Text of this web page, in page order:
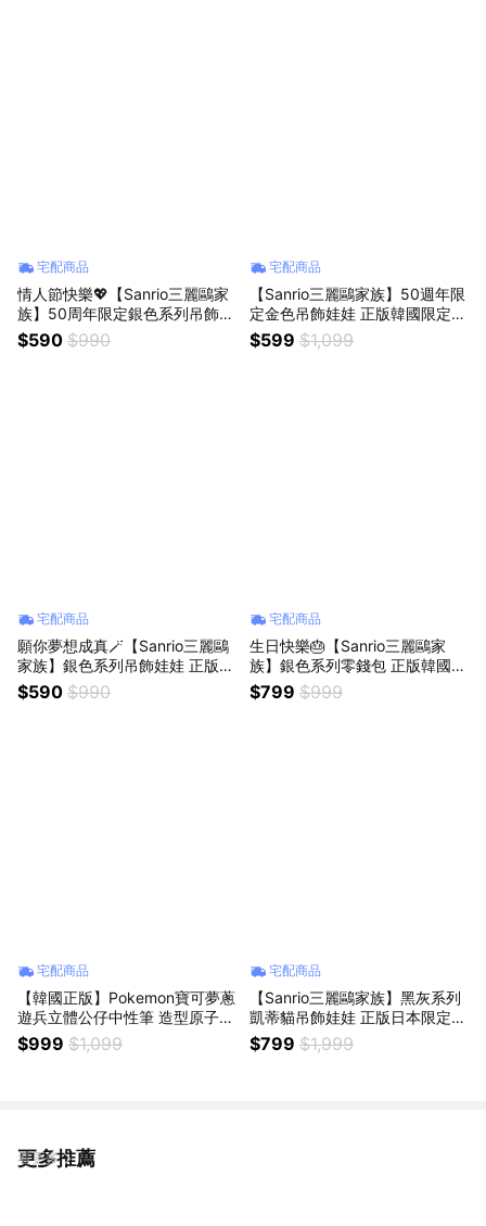
宅配商品
情人節快樂💖【Sanrio三麗鷗家
族】50周年限定銀色系列吊飾娃
娃 正版韓國限定款 美樂蒂 大耳
狗 庫洛米 帕恰狗 凱蒂貓hellokit
$590 $990
宅配商品
【Sanrio三麗鷗家族】50週年限
定金色吊飾娃娃 正版韓國限定款
美樂蒂 大耳狗 庫洛米 帕恰狗 凱
蒂貓hello kitty 布丁狗 包包吊飾
$599 $1,099
宅配商品
願你夢想成真🪄【Sanrio三麗鷗
家族】銀色系列吊飾娃娃 正版韓
國限定款 美樂蒂 大耳狗 庫洛米
帕恰狗 凱蒂貓hello kitty 布丁狗
$590 $990
宅配商品
生日快樂🎂【Sanrio三麗鷗家
族】銀色系列零錢包 正版韓國限
定款 耳機保護套 迷你零錢包 美
樂蒂 大耳狗 庫洛米 帕恰狗 凱蒂
$799 $999
宅配商品
【韓國正版】Pokemon寶可夢蔥
遊兵立體公仔中性筆 造型原子筆
辦公室療癒小物 實用創意文具
桌上筆架 劍盾人氣角色周邊商品
$999 $1,099
宅配商品
【Sanrio三麗鷗家族】黑灰系列
凱蒂貓吊飾娃娃 正版日本限定款
hellokitty包包吊飾 絨毛公仔鑰
匙圈 女生朋友送禮 情人節禮物
$799 $1,999
更多推薦
看更多